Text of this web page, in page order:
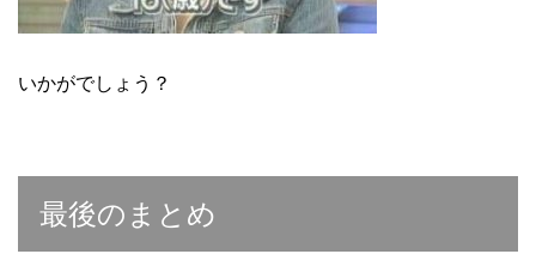
いかがでしょう？
最後のまとめ